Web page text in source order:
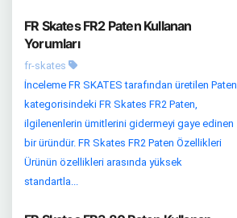
FR Skates FR2 Paten Kullanan
Yorumları
fr-skates
İnceleme FR SKATES tarafından üretilen Paten
kategorisindeki FR Skates FR2 Paten,
ilgilenenlerin ümitlerini gidermeyi gaye edinen
bir üründür. FR Skates FR2 Paten Özellikleri
Ürünün özellikleri arasında yüksek
standartla...